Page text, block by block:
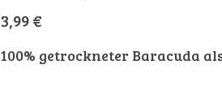
3,99 €
100% getrockneter Baracuda